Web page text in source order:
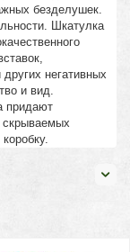
безделушек.
Шкатулка
негативных
и вид.
придают
скрываемых